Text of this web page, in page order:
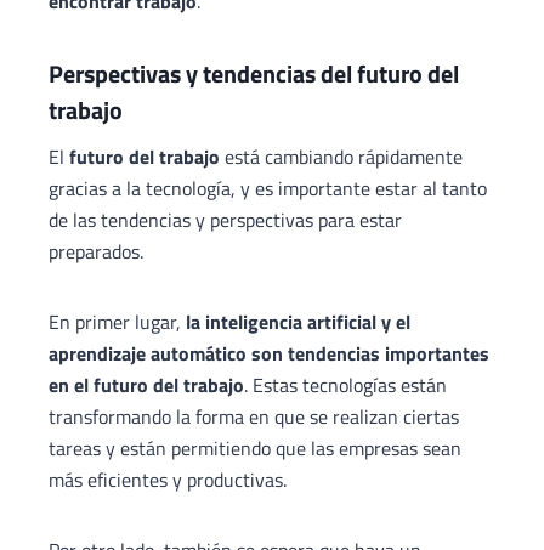
Perspectivas y tendencias del futuro del
trabajo
El futuro del trabajo está cambiando rápidamente
gracias a la tecnología, y es importante estar al tanto
de las tendencias y perspectivas para estar
preparados.
En primer lugar, la inteligencia artificial y el
aprendizaje automático son tendencias importantes
en el futuro del trabajo. Estas tecnologías están
transformando la forma en que se realizan ciertas
tareas y están permitiendo que las empresas sean
más eficientes y productivas.